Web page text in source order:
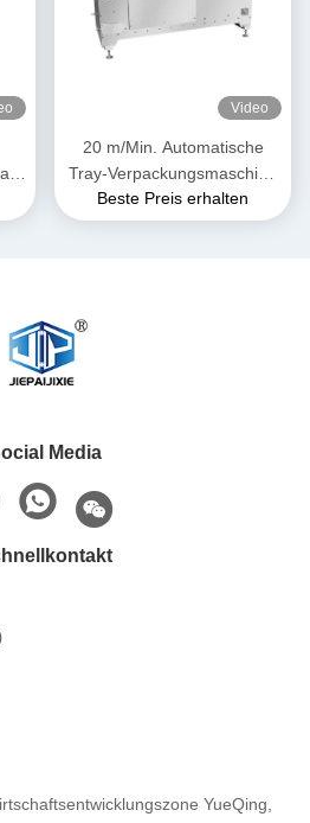
Video
20 m/Min. Automatische
Tray-Verpackungsmaschine
für frisches Fleisch und Käse
Beste Preis erhalten
Media
YueQing,